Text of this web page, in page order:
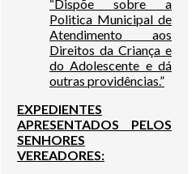
“Dispõe sobre a
Politica Municipal de
Atendimento aos
Direitos da Criança e
do Adolescente e dá
outras providências.”
EXPEDIENTES
APRESENTADOS PELOS
SENHORES
VEREADORES: